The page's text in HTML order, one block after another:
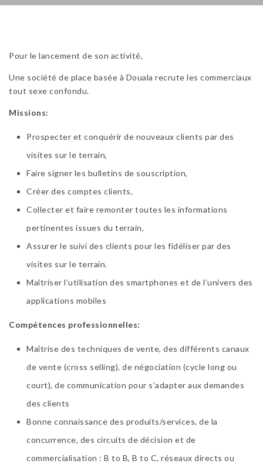
Pour le lancement de son activité,
Une société de place basée à Douala recrute les commerciaux
tout sexe confondu.
Missions:
Prospecter et conquérir de nouveaux clients par des
visites sur le terrain,
Faire signer les bulletins de souscription,
Créer des comptes clients,
Collecter et faire remonter toutes les informations
pertinentes issues du terrain,
Assurer le suivi des clients pour les fidéliser par des
visites sur le terrain.
Maîtriser l’utilisation des smartphones et de l’univers des
applications mobiles
Compétences professionnelles:
Maîtrise des techniques de vente, des différents canaux
de vente (cross selling), de négociation (cycle long ou
court), de communication pour s’adapter aux demandes
des clients
Bonne connaissance des produits/services, de la
concurrence, des circuits de décision et de
commercialisation : B to B, B to C, réseaux directs ou